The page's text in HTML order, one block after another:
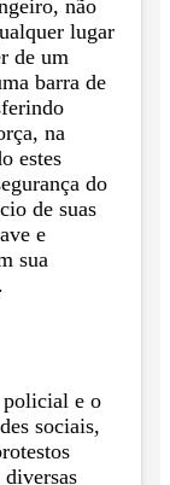
não
lugar
de um
barra de
na
estes
do
de suas
e
sua
policial e o
sociais,